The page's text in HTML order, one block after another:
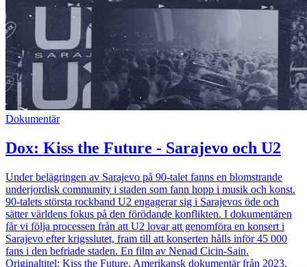
Dokumentär
Dox: Kiss the Future - Sarajevo och U2
Under belägringen av Sarajevo på 90-talet fanns en blomstrande
underjordisk community i staden som fann hopp i musik och konst.
90-talets största rockband U2 engagerar sig i Sarajevos öde och
sätter världens fokus på den förödande konflikten. I dokumentären
får vi följa processen från att U2 lovar att genomföra en konsert i
Sarajevo efter krigsslutet, fram till att konserten hålls inför 45 000
fans i den befriade staden. En film av Nenad Cicin-Sain.
Originaltitel: Kiss the Future. Amerikansk dokumentär från 2023.